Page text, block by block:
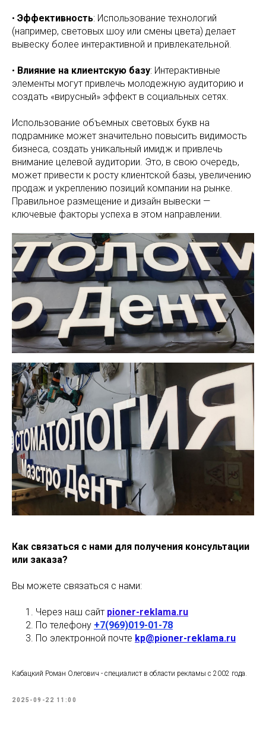
• Эффективность: Использование технологий
(например, световых шоу или смены цвета) делает
вывеску более интерактивной и привлекательной.
• Влияние на клиентскую базу: Интерактивные
элементы могут привлечь молодежную аудиторию и
создать «вирусный» эффект в социальных сетях.
Использование объемных световых букв на
подрамнике может значительно повысить видимость
бизнеса, создать уникальный имидж и привлечь
внимание целевой аудитории. Это, в свою очередь,
может привести к росту клиентской базы, увеличению
продаж и укреплению позиций компании на рынке.
Правильное размещение и дизайн вывески —
ключевые факторы успеха в этом направлении.
Как связаться с нами для получения консультации
или заказа?
Вы можете связаться с нами:
Через наш сайт pioner-reklama.ru
По телефону +7(969)019-01-78
По электронной почте kp@pioner-reklama.ru
Кабацкий Роман Олегович - специалист в области рекламы с 2002 года.
2025-09-22 11:00